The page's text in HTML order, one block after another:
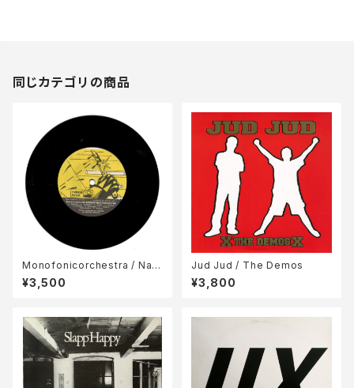
同じカテゴリの商品
Monofonicorchestra / Naif
Orchestra Invito A Cena C
on Monofonicorchestra / I
¥3,500
Jud Jud / The Demos
¥3,800